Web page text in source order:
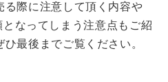
る際に注意して頂く内容や
なってしまう注意点もご紹
最後までご覧ください。